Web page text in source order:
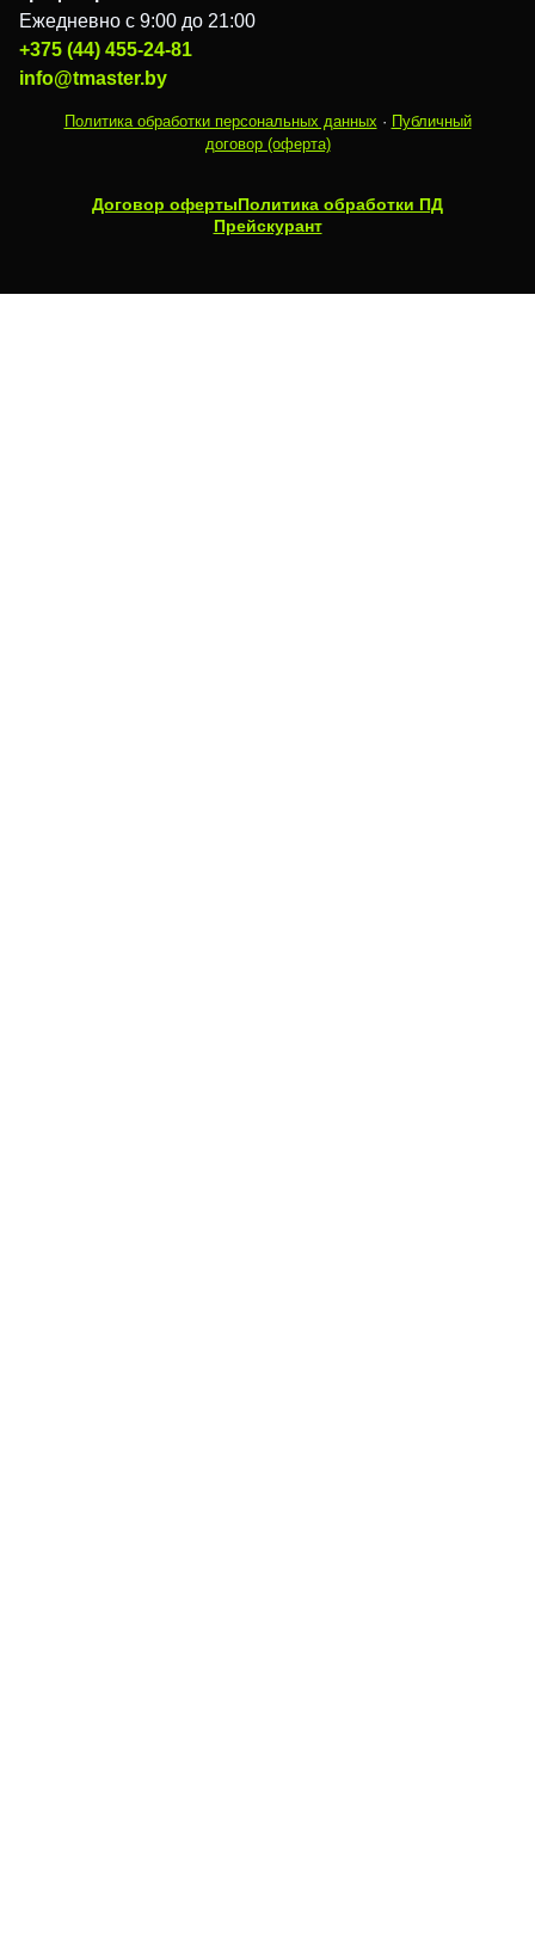
Ежедневно с 9:00 до 21:00
+375 (44) 455-24-81
info@tmaster.by
Политика обработки персональных данных · Публичный
договор (оферта)
Договор офертыПолитика обработки ПД
Прейскурант